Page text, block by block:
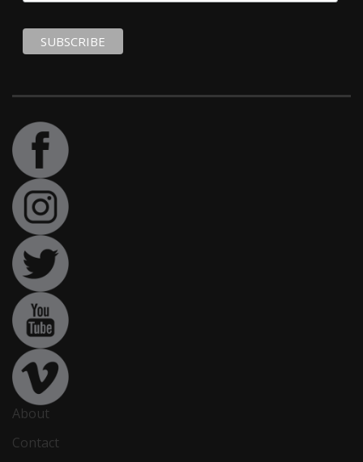
About
Contact